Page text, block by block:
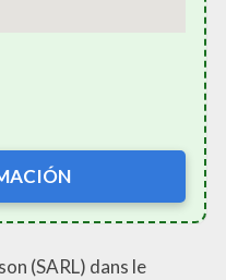
(SARL) dans le